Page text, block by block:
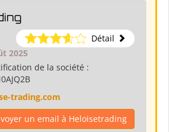
Détail
2025
de la société :
trading.com
un email à Heloisetrading